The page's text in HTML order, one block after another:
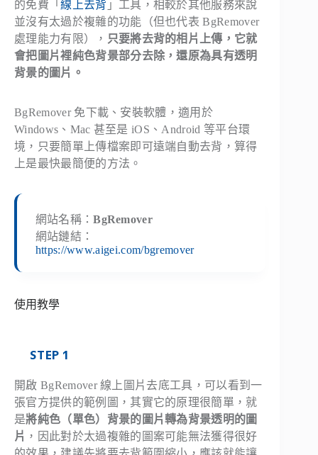
的免費「線上去背 」工具，相較於其他服務來說
並沒有太過於複雜的功能（但也代表 BgRemover
處理能力有限）， 只要將去背的相片上傳，它就
會把圖片裡純色背景部分去除，還原為具有透明
背景的圖片。
BgRemover 免下載、安裝軟體，適用於
Windows、Mac 甚至是 iOS、Android 等平台環
境，只要簡單上傳檔案即可遠端自動去背，算得
上是最快最簡便的方法。
網站名稱：BgRemover
網站鏈結：
https://www.aigei.com/bgremover
使用教學
STEP 1
開啟 BgRemover 線上圖片去底工具，可以看到一
張官方提供的範例圖，其實它的原理很簡單，就
是將純色（單色）背景的圖片轉為背景透明的圖
片 ，因此對於太過複雜的圖案可能無法獲得很好